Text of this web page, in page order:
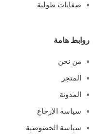
صفايات طولية
روابط هامة
من نحن
المتجر
المدونة
سياسة الإرجاع
سياسة الخصوصية